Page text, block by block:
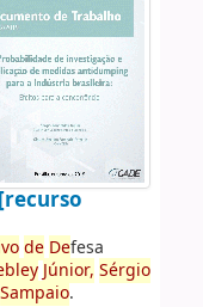
[recurso
de Defesa
Júnior, Sérgio
Sampaio.